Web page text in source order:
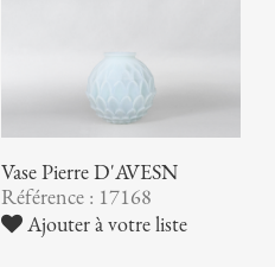
Vase Pierre D'AVESN
Référence : 17168
Ajouter à votre liste